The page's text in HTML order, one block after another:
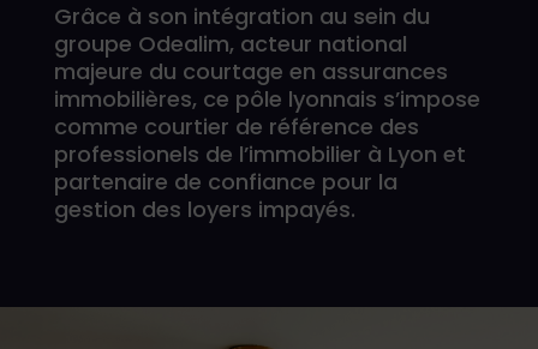
Grâce à son intégration au sein du
groupe Odealim, acteur national
majeure du courtage en assurances
immobilières, ce pôle lyonnais s’impose
comme courtier de référence des
professionels de l’immobilier à Lyon et
partenaire de confiance pour la
gestion des loyers impayés.